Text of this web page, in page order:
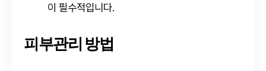
이 필수적입니다.
피부관리 방법